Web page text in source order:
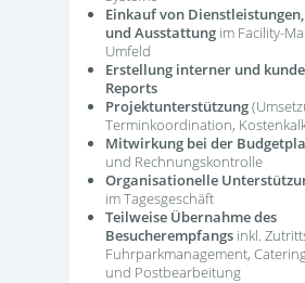
Einkauf von
und Ausstattung im Facility-
Umfeld
Erstellung interner und
Reports
Projektunterstützung
Terminkoordination,
Mitwirkung bei der
und Rechnungskontrolle
Organisationelle
im Tagesgeschäft
Teilweise Übernahme des
Besucherempfangs inkl.
Fuhrparkmanagement,
und Postbearbeitung